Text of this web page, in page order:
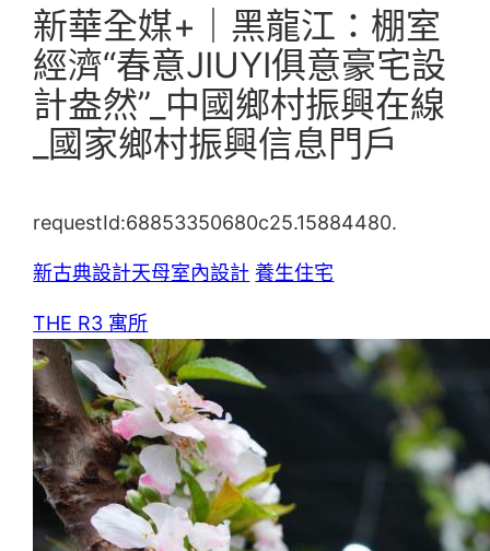
新華全媒+｜黑龍江：棚室
經濟“春意JIUYI俱意豪宅設
計盎然”_中國鄉村振興在線
_國家鄉村振興信息門戶
requestId:68853350680c25.15884480.
新古典設計天母室內設計 養生住宅
THE R3 寓所